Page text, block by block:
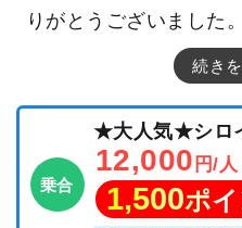
りがとうございました。
続き
乗合
★大人気★シロ
12,000 円/人
1,500ポ